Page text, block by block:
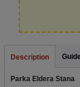
Description
Parka Eldera Stana